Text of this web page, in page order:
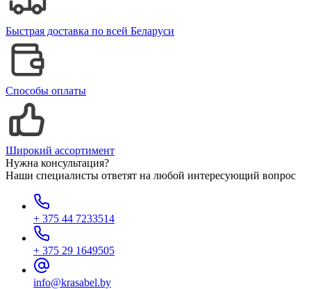
Быстрая доставка по всей Беларуси
Способы оплаты
Широкий ассортимент
Нужна консультация?
Наши специалисты ответят на любой интересующий вопрос
+ 375 44 7233514
+ 375 29 1649505
info@krasabel.by